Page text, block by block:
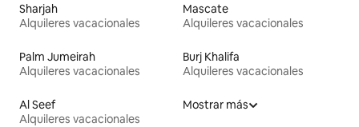
Sharjah
Alquileres vacacionales
Mascate
Alquileres vacacionales
Palm Jumeirah
Alquileres vacacionales
Burj Khalifa
Alquileres vacacionales
Al Seef
Alquileres vacacionales
Mostrar más